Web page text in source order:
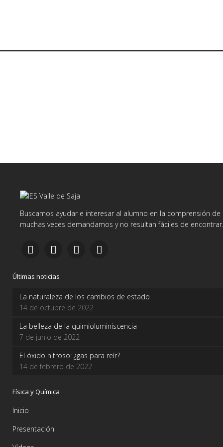
Buscamos ayudar e interesar al alumno en la comprensión
muchas veces demandamos y no resultan fáciles de encontrar.
Últimas noticias
La naturaleza de los cambios de estado
14 de octubre de 2022
La belleza de la quimioluminiscencia
7 de junio de 2022
El óxido nitroso: ¿gas para reír?
14 de febrero de 2022
Física y Química
Inicio
Presentación